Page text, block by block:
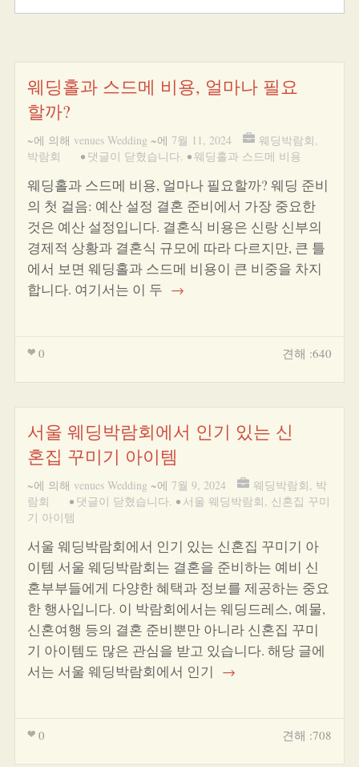
웨딩홀과 스드메 비용, 얼마나 필요
할까?
~에 의해 venues Wedding ~에 7월 11, 2024 웨딩박람회,
박람회
• 댓글이 닫혔습니다. •웨딩홀과 스드메 비용
웨딩홀과 스드메 비용, 얼마나 필요할까? 웨딩 준비
의 첫 걸음: 예산 설정 결혼 준비에서 가장 중요한
것은 예산 설정입니다. 결혼식 비용은 신랑 신부의
경제적 상황과 결혼식 규모에 따라 다르지만, 큰 틀
에서 보면 웨딩홀과 스드메 비용이 큰 비중을 차지
합니다. 여기서는 이 두 →
0 견해 :640
서울 웨딩박람회에서 인기 있는 신
혼집 꾸미기 아이템
~에 의해 venues Wedding ~에 7월 9, 2024 웨딩박람회, 박
람회
• 댓글이 닫혔습니다. • 서울 웨딩박람회, 신혼집 꾸미
기 아이템
서울 웨딩박람회에서 인기 있는 신혼집 꾸미기 아
이템 서울 웨딩박람회는 결혼을 준비하는 예비 신
혼부부들에게 다양한 혜택과 정보를 제공하는 중요
한 행사입니다. 이 박람회에서는 웨딩드레스, 예물,
신혼여행 등의 결혼 준비뿐만 아니라 신혼집 꾸미
기 아이템도 많은 관심을 받고 있습니다. 해당 글에
서는 서울 웨딩박람회에서 인기 →
0 견해 :708